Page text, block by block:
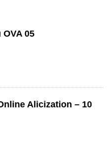
OVA 05
Alicization – 10